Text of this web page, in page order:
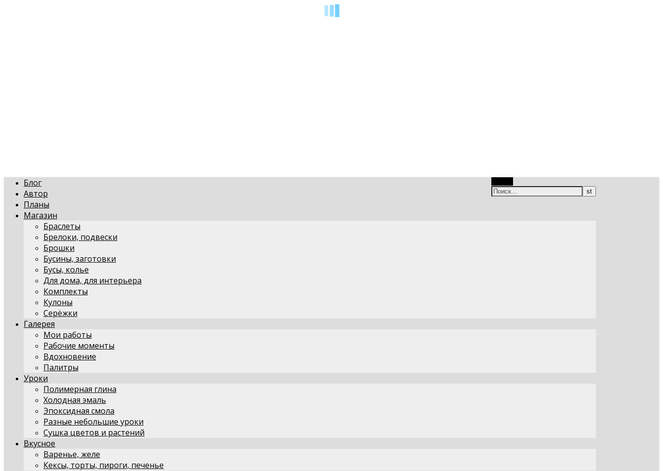
Блог
Автор
Планы
Магазин
Браслеты
Брелоки, подвески
Брошки
Бусины, заготовки
Бусы, колье
Для дома, для интерьера
Комплекты
Кулоны
Серёжки
Галерея
Мои работы
Рабочие моменты
Вдохновение
Палитры
Уроки
Полимерная глина
Холодная эмаль
Эпоксидная смола
Разные небольшие уроки
Сушка цветов и растений
Вкусное
Варенье, желе
Кексы, торты, пироги, печенье